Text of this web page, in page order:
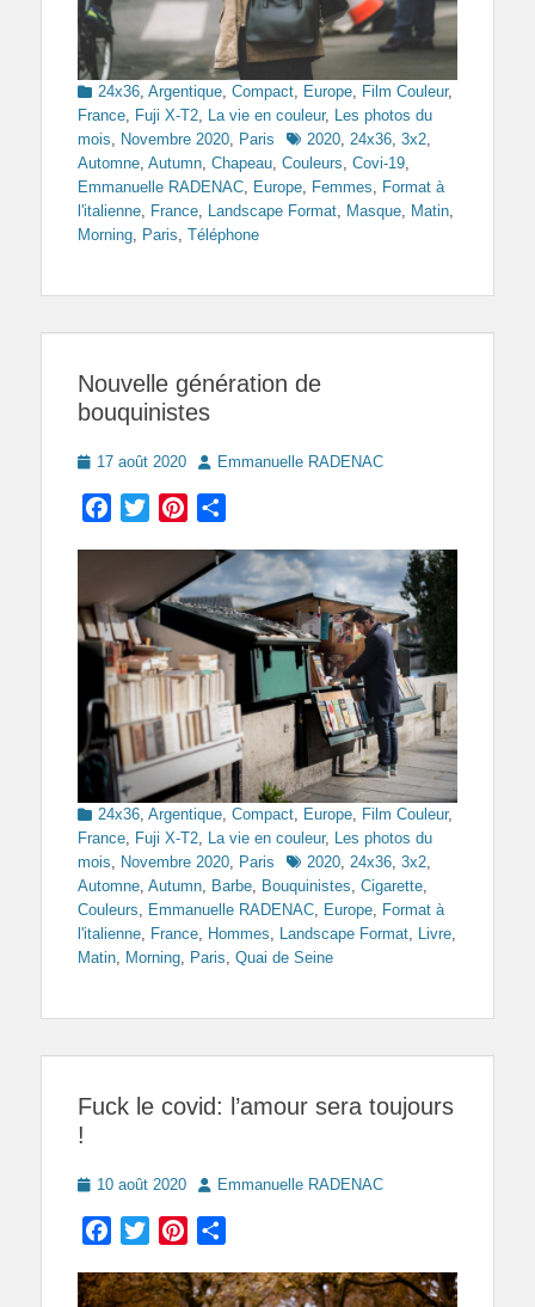
Categories
24x36, Argentique, Compact, Europe, Film Couleur,
France, Fuji X-T2, La vie en couleur, Les photos du
mois, Novembre 2020, Paris Tags2020, 24x36, 3x2,
Automne, Autumn, Chapeau, Couleurs, Covi-19,
Emmanuelle RADENAC, Europe, Femmes, Format à
l'italienne, France, Landscape Format, Masque, Matin,
Morning, Paris, Téléphone
Nouvelle génération de
bouquinistes
Posted
17 août 2020 AuthorEmmanuelle RADENAC
Facebook
TwitterPinterest
Categories
24x36, Argentique, Compact, Europe, Film Couleur,
France, Fuji X-T2, La vie en couleur, Les photos du
mois, Novembre 2020, Paris Tags2020, 24x36, 3x2,
Automne, Autumn, Barbe, Bouquinistes, Cigarette,
Couleurs, Emmanuelle RADENAC, Europe, Format à
l'italienne, France, Hommes, Landscape Format, Livre,
Matin, Morning, Paris, Quai de Seine
Fuck le covid: l’amour sera toujours
!
Posted
10 août 2020 AuthorEmmanuelle RADENAC
Facebook
TwitterPinterest